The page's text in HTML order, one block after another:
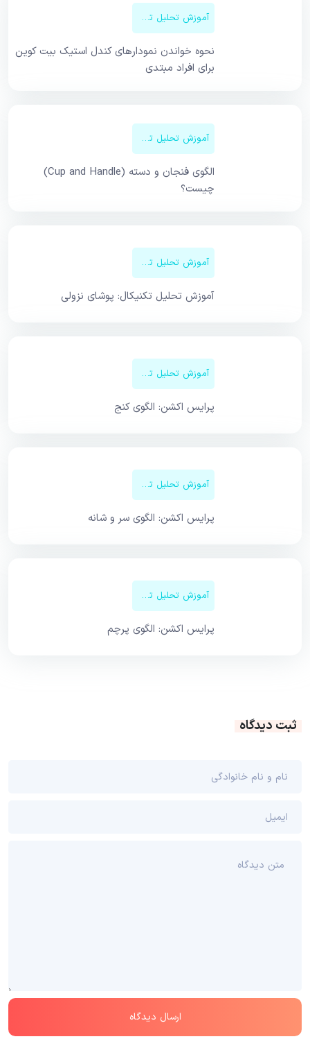
آموزش تحلیل تکنیکال
نحوه خواندن نمودارهای کندل استیک بیت کوین
برای افراد مبتدی
آموزش تحلیل تکنیکال
الگوی فنجان و دسته (Cup and Handle)
چیست؟
آموزش تحلیل تکنیکال
آموزش تحلیل تکنیکال: پوشای نزولی
آموزش تحلیل تکنیکال
پرایس اکشن: الگوی کنج
آموزش تحلیل تکنیکال
پرایس اکشن: الگوی سر و شانه
آموزش تحلیل تکنیکال
پرایس اکشن: الگوی پرچم
ثبت دیدگاه